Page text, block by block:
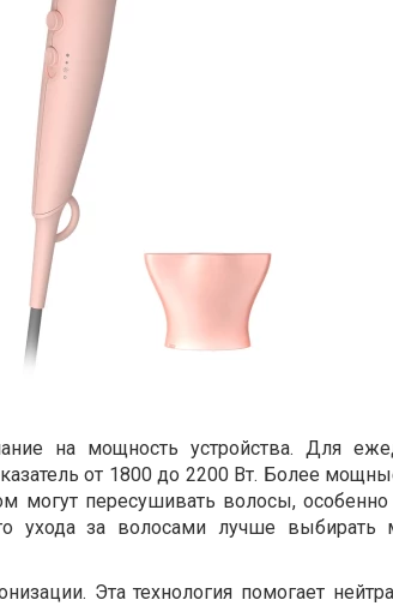
на мощность устройства. Для
от 1800 до 2200 Вт. Более
могут пересушивать волосы,
ухода за волосами лучше выбирать
Эта технология помогает